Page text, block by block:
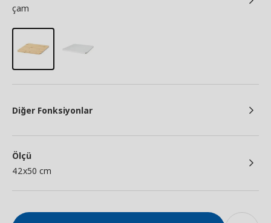
çam
Diğer Fonksiyonlar
Ölçü
42x50 cm